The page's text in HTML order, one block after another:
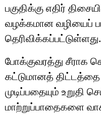
பகுதிக்கு எதிர்
வழக்கமான வழியைப்
தெரிவிக்கப்பட்டுள்ளது.
போக்குவரத்து சீராக
கட்டுமானத் திட்டத்தை
முடிப்பதையும் உறுதி
மாற்றுப்பாதைகளை